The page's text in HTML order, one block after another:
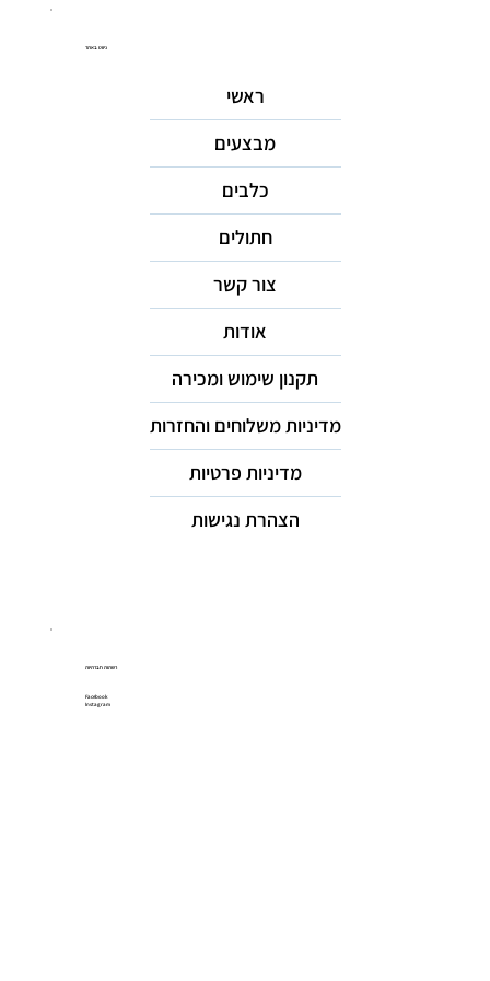
ניווט באתר
ראשי
מבצעים
כלבים
חתולים
צור קשר
אודות
תקנון שימוש ומכירה
מדיניות משלוחים והחזרות
מדיניות פרטיות
הצהרת נגישות
רשתות חברתיות
Facebook
Instagram